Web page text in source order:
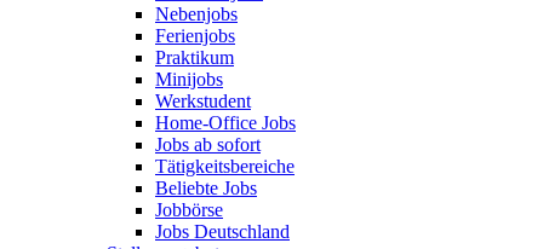
Nebenjobs
Ferienjobs
Praktikum
Minijobs
Werkstudent
Home-Office Jobs
Jobs ab sofort
Tätigkeitsbereiche
Beliebte Jobs
Jobbörse
Jobs Deutschland